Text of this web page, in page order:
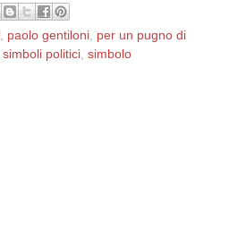
paolo gentiloni per un pugno di
simboli politici simbolo